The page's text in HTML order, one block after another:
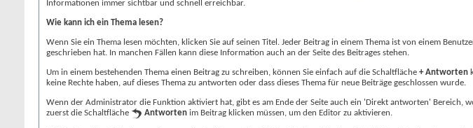
Informationen immer sichtbar und schnell erreichbar.
Wie kann ich ein Thema lesen?
Wenn Sie ein Thema lesen möchten, klicken Sie auf seinen Titel. Jeder Beitrag in einem Thema ist von einem
geschrieben hat. In manchen Fällen kann diese Information auch an der Seite des Beitrages stehen.
Um in einem bestehenden Thema einen Beitrag zu schreiben, können Sie einfach auf die Schaltfläche + Antworten
keine Rechte haben, auf dieses Thema zu antworten oder dass dieses Thema für neue Beiträge geschlossen wurde.
Wenn der Administrator die Funktion aktiviert hat, gibt es am Ende der Seite auch ein 'Direkt antworten' Bereich,
zuerst die Schaltfläche
Antworten im Beitrag klicken müssen, um den Editor zu aktivieren.